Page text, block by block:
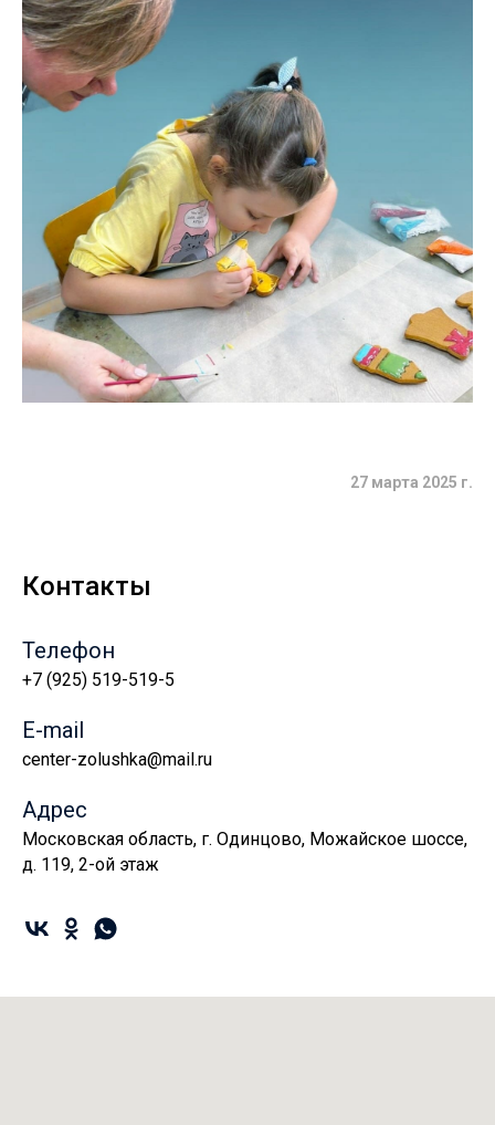
27 марта 2025 г.
Контакты
Телефон
+7 (925) 519-519-5
E-mail
center-zolushka@mail.ru
Адрес
Московская область, г. Одинцово, Можайское шоссе,
д. 119, 2-ой этаж